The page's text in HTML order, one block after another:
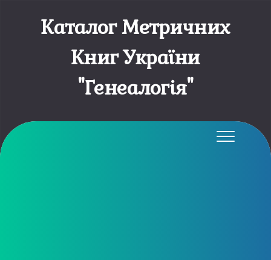
Каталог Метричних
Книг України
"Генеалогія"